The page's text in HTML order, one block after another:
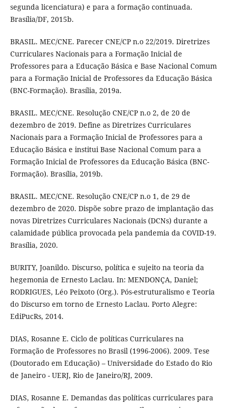
segunda licenciatura) e para a formação continuada.
Brasília/DF, 2015b.
BRASIL. MEC/CNE. Parecer CNE/CP n.o 22/2019. Diretrizes
Curriculares Nacionais para a Formação Inicial de
Professores para a Educação Básica e Base Nacional Comum
para a Formação Inicial de Professores da Educação Básica
(BNC-Formação). Brasília, 2019a.
BRASIL. MEC/CNE. Resolução CNE/CP n.o 2, de 20 de
dezembro de 2019. Define as Diretrizes Curriculares
Nacionais para a Formação Inicial de Professores para a
Educação Básica e institui Base Nacional Comum para a
Formação Inicial de Professores da Educação Básica (BNC-
Formação). Brasília, 2019b.
BRASIL. MEC/CNE. Resolução CNE/CP n.o 1, de 29 de
dezembro de 2020. Dispõe sobre prazo de implantação das
novas Diretrizes Curriculares Nacionais (DCNs) durante a
calamidade pública provocada pela pandemia da COVID-19.
Brasília, 2020.
BURITY, Joanildo. Discurso, política e sujeito na teoria da
hegemonia de Ernesto Laclau. In: MENDONÇA, Daniel;
RODRIGUES, Léo Peixoto (Org.). Pós-estruturalismo e Teoria
do Discurso em torno de Ernesto Laclau. Porto Alegre:
EdiPucRs, 2014.
DIAS, Rosanne E. Ciclo de políticas Curriculares na
Formação de Professores no Brasil (1996-2006). 2009. Tese
(Doutorado em Educação) – Universidade do Estado do Rio
de Janeiro - UERJ, Rio de Janeiro/RJ, 2009.
DIAS, Rosanne E. Demandas das políticas curriculares para